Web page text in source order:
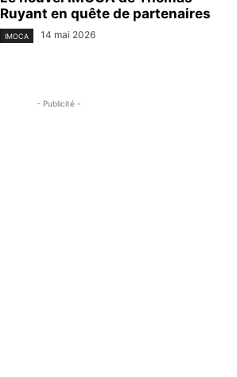
Ruyant en quête de partenaires
IMOCA 14 mai 2026
- Publicité -